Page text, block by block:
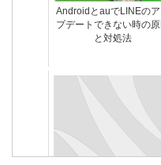
【丁寧に図説】LINEアカ
ントを2個以上複数作成
AndroidとauでLINEのア
プデートできない時の原
と対処法